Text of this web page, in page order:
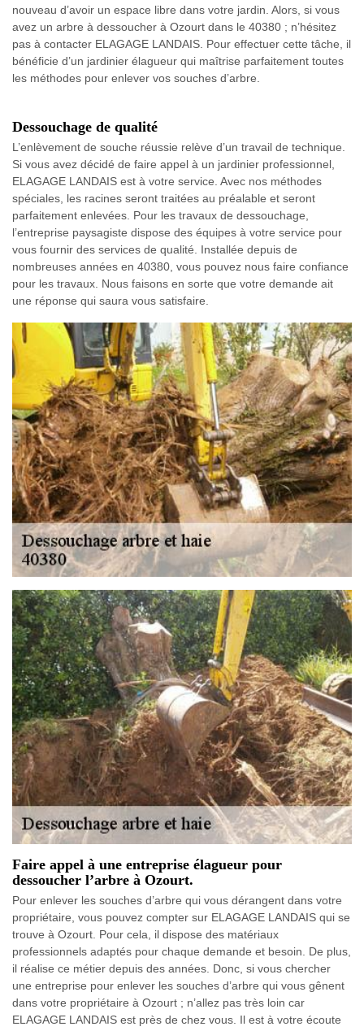
nouveau d’avoir un espace libre dans votre jardin. Alors, si vous
avez un arbre à dessoucher à Ozourt dans le 40380 ; n’hésitez
pas à contacter ELAGAGE LANDAIS. Pour effectuer cette tâche, il
bénéficie d’un jardinier élagueur qui maîtrise parfaitement toutes
les méthodes pour enlever vos souches d’arbre.
Dessouchage de qualité
L’enlèvement de souche réussie relève d’un travail de technique.
Si vous avez décidé de faire appel à un jardinier professionnel,
ELAGAGE LANDAIS est à votre service. Avec nos méthodes
spéciales, les racines seront traitées au préalable et seront
parfaitement enlevées. Pour les travaux de dessouchage,
l’entreprise paysagiste dispose des équipes à votre service pour
vous fournir des services de qualité. Installée depuis de
nombreuses années en 40380, vous pouvez nous faire confiance
pour les travaux. Nous faisons en sorte que votre demande ait
une réponse qui saura vous satisfaire.
Faire appel à une entreprise élagueur pour
dessoucher l’arbre à Ozourt.
Pour enlever les souches d’arbre qui vous dérangent dans votre
propriétaire, vous pouvez compter sur ELAGAGE LANDAIS qui se
trouve à Ozourt. Pour cela, il dispose des matériaux
professionnels adaptés pour chaque demande et besoin. De plus,
il réalise ce métier depuis des années. Donc, si vous chercher
une entreprise pour enlever les souches d’arbre qui vous gênent
dans votre propriétaire à Ozourt ; n’allez pas très loin car
ELAGAGE LANDAIS est près de chez vous. Il est à votre écoute